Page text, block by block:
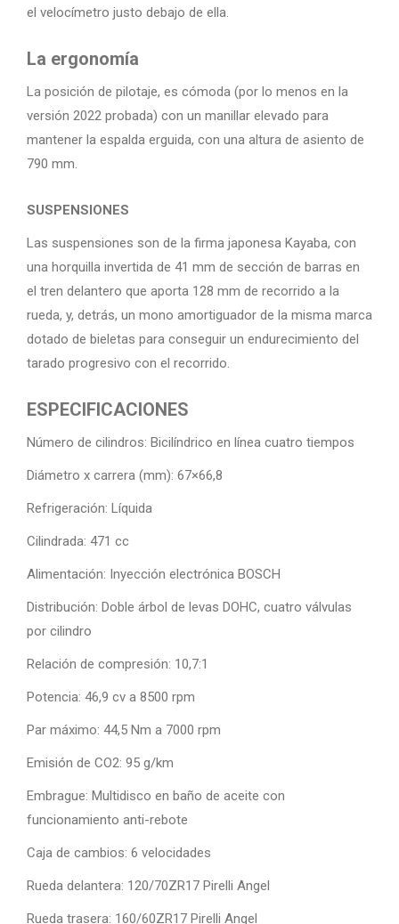
el velocímetro justo debajo de ella.
La ergonomía
La posición de pilotaje, es cómoda (por lo menos en la
versión 2022 probada) con un manillar elevado para
mantener la espalda erguida, con una altura de asiento de
790 mm.
SUSPENSIONES
Las suspensiones son de la firma japonesa Kayaba, con
una horquilla invertida de 41 mm de sección de barras en
el tren delantero que aporta 128 mm de recorrido a la
rueda, y, detrás, un mono amortiguador de la misma marca
dotado de bieletas para conseguir un endurecimiento del
tarado progresivo con el recorrido.
ESPECIFICACIONES
Número de cilindros: Bicilíndrico en línea cuatro tiempos
Diámetro x carrera (mm): 67×66,8
Refrigeración: Líquida
Cilindrada: 471 cc
Alimentación: Inyección electrónica BOSCH
Distribución: Doble árbol de levas DOHC, cuatro válvulas
por cilindro
Relación de compresión: 10,7:1
Potencia: 46,9 cv a 8500 rpm
Par máximo: 44,5 Nm a 7000 rpm
Emisión de CO2: 95 g/km
Embrague: Multidisco en baño de aceite con
funcionamiento anti-rebote
Caja de cambios: 6 velocidades
Rueda delantera: 120/70ZR17 Pirelli Angel
Rueda trasera: 160/60ZR17 Pirelli Angel